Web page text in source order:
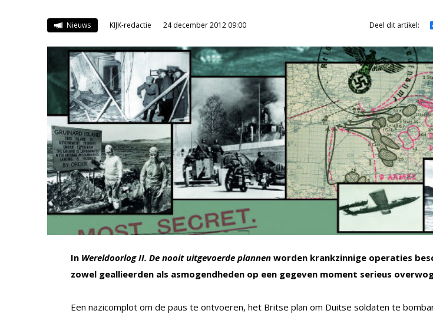
Nieuws KIJK-redactie 24 december 2012 09:00 Deel dit artikel:
In Wereldoorlog II. De nooit uitgevoerde plannen worden krankzinnige operaties
zowel geallieerden als asmogendheden op een gegeven moment serieus
Een nazicomplot om de paus te ontvoeren, het Britse plan om Duitse soldaten te